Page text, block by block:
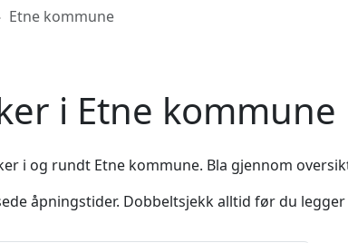
Etne kommune
i Etne kommune
i og rundt Etne kommune. Bla gjennom
åpningstider. Dobbeltsjekk alltid før du